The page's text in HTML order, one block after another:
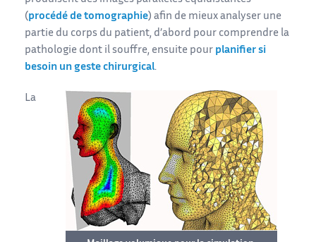
(procédé de tomographie) afin de mieux analyser une
partie du corps du patient, d’abord pour comprendre la
pathologie dont il souffre, ensuite pour planifier si
besoin un geste chirurgical.
La